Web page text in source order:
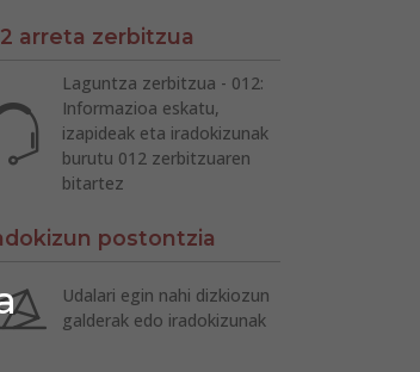
arreta zerbitzua
Laguntza zerbitzua - 012:
Informazioa eskatu,
izapideak eta iradokizunak
burutu 012 zerbitzuaren
bitartez
postontzia
Udalari egin nahi dizkiozun
galderak edo iradokizunak